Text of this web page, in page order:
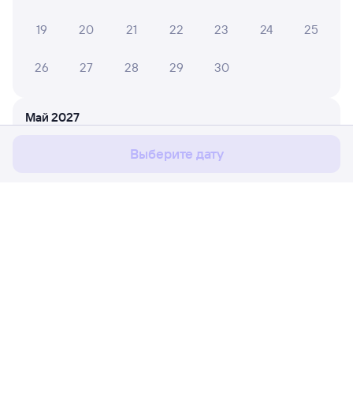
19 20 21 22 23 24 25
26 27 28 29 30
Май 2027
Выберите дату